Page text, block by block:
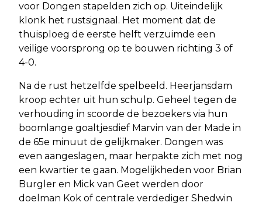
voor Dongen stapelden zich op. Uiteindelijk
klonk het rustsignaal. Het moment dat de
thuisploeg de eerste helft verzuimde een
veilige voorsprong op te bouwen richting 3 of
4-0.
Na de rust hetzelfde spelbeeld. Heerjansdam
kroop echter uit hun schulp. Geheel tegen de
verhouding in scoorde de bezoekers via hun
boomlange goaltjesdief Marvin van der Made in
de 65e minuut de gelijkmaker. Dongen was
even aangeslagen, maar herpakte zich met nog
een kwartier te gaan. Mogelijkheden voor Brian
Burgler en Mick van Geet werden door
doelman Kok of centrale verdediger Shedwin